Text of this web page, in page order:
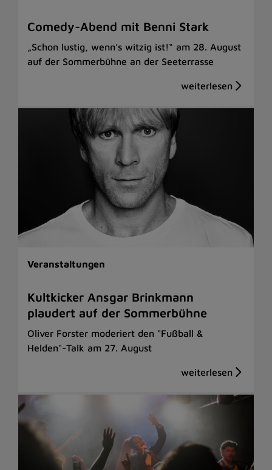
Comedy-Abend mit Benni Stark
„Schon lustig, wenn’s witzig ist!“ am 28. August
auf der Sommerbühne an der Seeterrasse
Veranstaltungen
Kultkicker Ansgar Brinkmann
plaudert auf der Sommerbühne
Oliver Forster moderiert den "Fußball &
Helden"-Talk am 27. August